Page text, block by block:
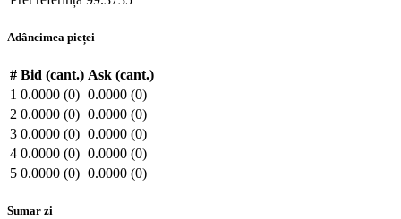
Adâncimea pieței
# Bid (cant.) Ask (cant.)
1 0.0000 (0) 0.0000 (0)
2 0.0000 (0) 0.0000 (0)
3 0.0000 (0) 0.0000 (0)
4 0.0000 (0) 0.0000 (0)
5 0.0000 (0) 0.0000 (0)
Sumar zi